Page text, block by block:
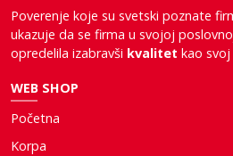
Poverenje koje su svetski poznate
ukazuje da se firma u svojoj
opredelila izabravši kvalitet kao
WEB SHOP
Početna
Korpa